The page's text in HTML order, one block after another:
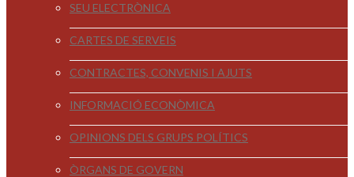
SEU ELECTRÒNICA
CARTES DE SERVEIS
CONTRACTES, CONVENIS I AJUTS
INFORMACIÓ ECONÒMICA
OPINIONS DELS GRUPS POLÍTICS
ÒRGANS DE GOVERN